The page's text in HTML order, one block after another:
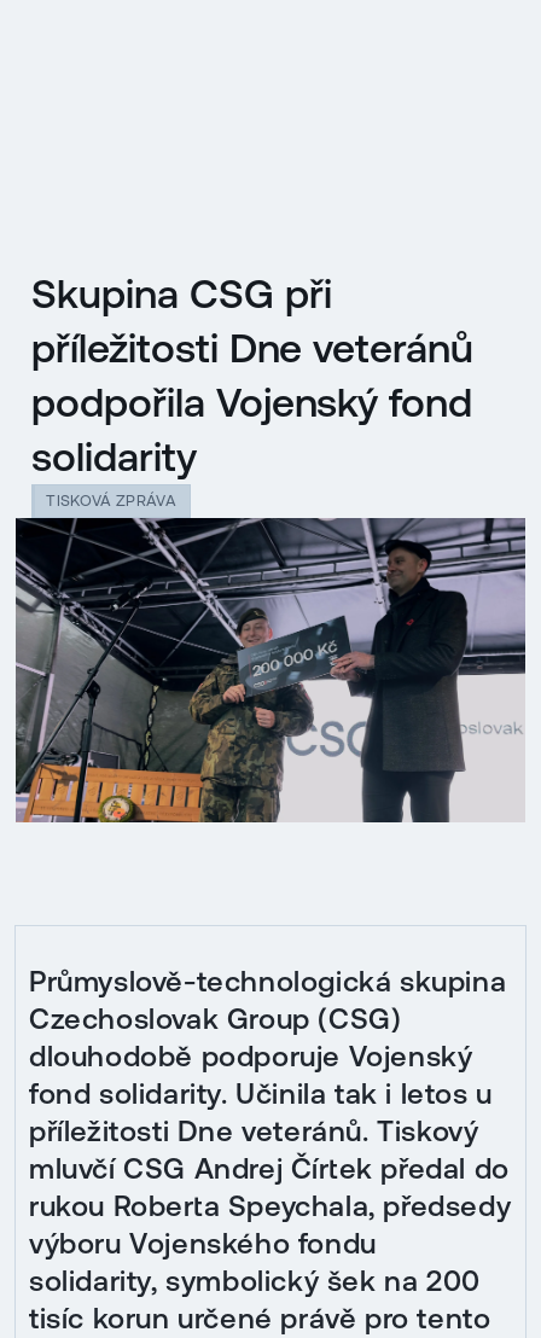
Skupina CSG při
příležitosti Dne veteránů
podpořila Vojenský fond
solidarity
TISKOVÁ ZPRÁVA
Průmyslově-technologická skupina
Czechoslovak Group (CSG)
dlouhodobě podporuje Vojenský
fond solidarity. Učinila tak i letos u
příležitosti Dne veteránů. Tiskový
mluvčí CSG Andrej Čírtek předal do
rukou Roberta Speychala, předsedy
výboru Vojenského fondu
solidarity, symbolický šek na 200
tisíc korun určené právě pro tento